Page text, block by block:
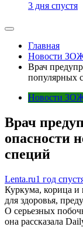
3 дня спустя
Главная
Новости
Врач
популярных
Новости
Врач
опасности
специй
Lenta.ru1 год
Куркума, корица и
для здоровья,
О серьезных
она рассказала